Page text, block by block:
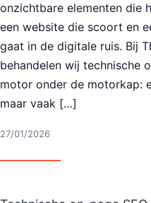
onzichtbare elementen die
een website die scoort en
gaat in de digitale ruis. Bij
behandelen wij technische
motor onder de motorkap:
maar vaak […]
27/01/2026